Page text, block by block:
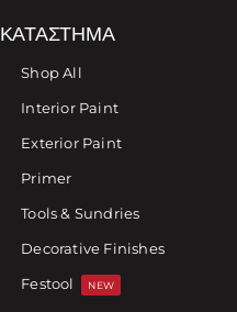
ΚΑΤΆΣΤΗΜΑ
Shop All
Interior Paint
Exterior Paint
Primer
Tools & Sundries
Decorative Finishes
Festool
NEW